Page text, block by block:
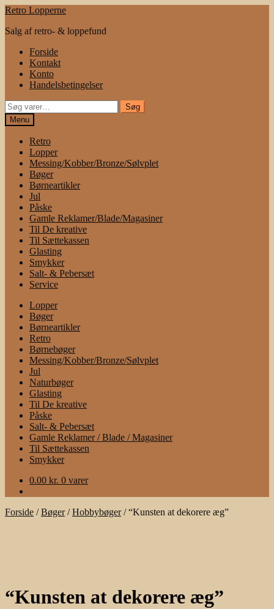
Spring
navigation
Spring
indhold
Retro Lopperne
Salg af retro- & loppefund
Forside
Kontakt
Konto
Handelsbetingelser
Søg
efter:
Søg
Menu
Retro
Lopper
Messing/Kobber/Bronze/Sølvplet
Bøger
Børneartikler
Jul
Påske
Gamle Reklamer/Blade/Magasiner
Til De kreative
Til Sættekassen
Glasting
Smykker
Salt- & Pebersæt
Service
Lopper
Bøger
Børneartikler
Retro
Børnebøger
Messing/Kobber/Bronze/Sølvplet
Jul
Naturbøger
Glasting
Til De kreative
Påske
Salt- & Pebersæt
Gamle Reklamer / Blade / Magasiner
Til Sættekassen
Smykker
0.00 kr. 0 varer
Forside /Bøger/Hobbybøger/“Kunsten at dekorere æg”
“Kunsten at dekorere æg”